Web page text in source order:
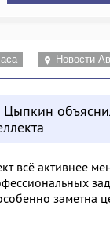
Новости
Цыпкин
всё активнее
заметна